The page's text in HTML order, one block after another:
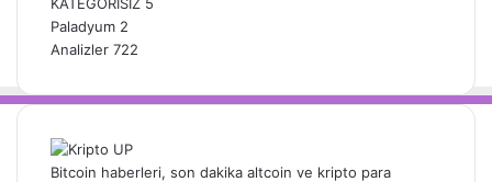
Paladyum 2
Analizler 722
Bitcoin haberleri, son dakika altcoin ve kripto para